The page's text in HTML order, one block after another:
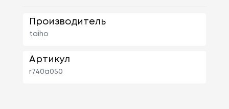
Производитель
taiho
Артикул
r740a050